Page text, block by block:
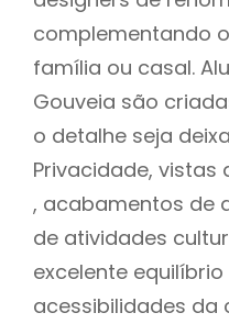
complementando
família ou casal.
Gouveia são
o detalhe seja
Privacidade, vistas
, acabamentos de
de atividades
excelente
acessibilidades da